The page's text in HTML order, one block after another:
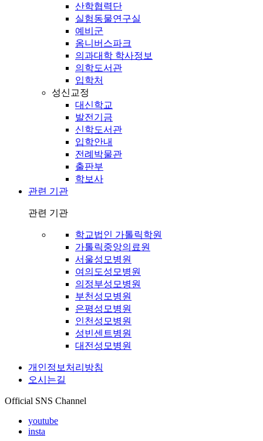
산학협력단
실험동물연구실
예비군
옴니버스파크
의과대학 학사정보
의학도서관
입학처
성신교정
대신학교
발전기금
신학도서관
입학안내
전례박물관
출판부
학보사
관련 기관
관련 기관
학교법인 가톨릭학원
가톨릭중앙의료원
서울성모병원
여의도성모병원
의정부성모병원
부천성모병원
은평성모병원
인천성모병원
성빈센트병원
대전성모병원
개인정보처리방침
오시는길
Official SNS Channel
youtube
insta